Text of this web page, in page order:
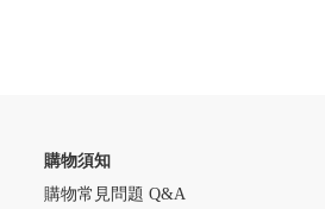
購物須知
購物常見問題 Q&A